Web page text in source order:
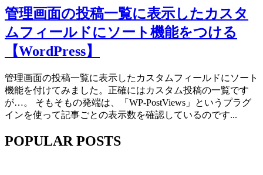
理
画
面
管理画面の投稿一覧に表示したカスタ
ムフィールドにソート機能をつける
【WordPress】
管理画面の投稿一覧に表示したカスタムフィールドにソート
機能を付けてみました。正確にはカスタム投稿の一覧です
が…。 そもそもの発端は、「WP-PostViews」というプラグ
インを使って記事ごとの表示数を確認しているのです...
POPULAR POSTS